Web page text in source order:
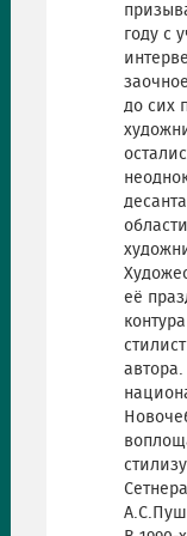
году с
до сих
её